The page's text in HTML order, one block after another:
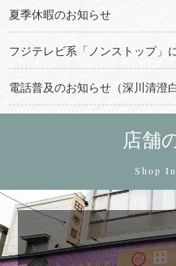
夏季休暇のお知らせ
フジテレビ系「ノンストップ」
電話普及のお知らせ（深川清澄
店舗
Shop